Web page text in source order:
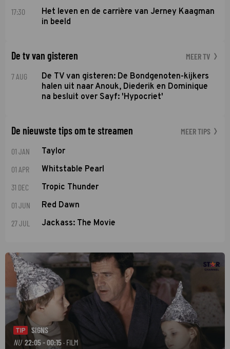
17:30
Het leven en de carrière van Jerney Kaagman
in beeld
De tv van gisteren MEER TV
7 AUG
De TV van gisteren: De Bondgenoten-kijkers
halen uit naar Anouk, Diederik en Dominique
na besluit over Sayf: 'Hypocriet'
De nieuwste tips om te streamen MEER TIPS
01 JAN Taylor
01 APR Whitstable Pearl
31 DEC Tropic Thunder
01 JUN Red Dawn
27 JUL Jackass: The Movie
TIP
SIGNS
NU 22:05 - 00:15 · FILM